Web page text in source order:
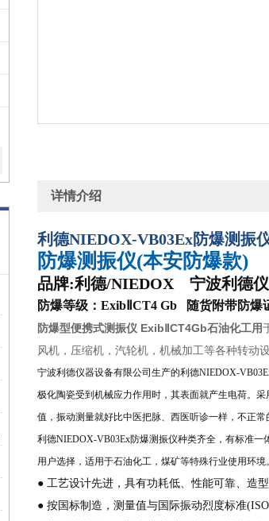
详情介绍
利德NIEDOX-VB03Ex防爆测振
防爆测振仪(本安防爆款)
品牌:利德/NIEDOX 宁波利德仪
防爆等级： ExibⅡCT4 Gb 随货附带防爆
防爆型便携式测振仪 ExibⅡCT4Gb石油化工用
风机，压缩机，汽轮机，机械加工等各种转动
宁波利德仪器设备有限公司生产的利德NIEDOX-
极化陶瓷受到机械应力作用时，其表面就产生电荷。
值，振动测量就好比中医把脉、西医听诊一样，不正
利德NIEDOX-VB03Ex防爆测振仪种类齐全，有标准
用户选择， 适用于石油化工 ， 煤矿等特殊行业使用环境。
● 工艺设计先进，具有功耗低、性能可靠、造
● 按国标制造，测量值与国际振动烈度标准